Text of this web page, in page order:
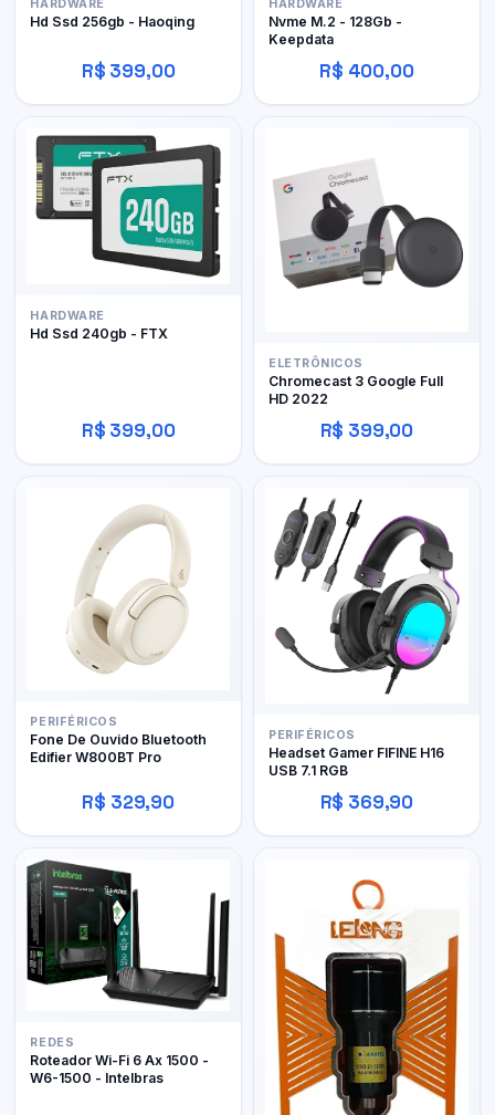
HARDWARE
Hd Ssd 256gb - Haoqing
R$ 399,00
HARDWARE
Nvme M.2 - 128Gb -
Keepdata
R$ 400,00
HARDWARE
Hd Ssd 240gb - FTX
R$ 399,00
ELETRÔNICOS
Chromecast 3 Google Full
HD 2022
R$ 399,00
PERIFÉRICOS
Fone De Ouvido Bluetooth
Edifier W800BT Pro
R$ 329,90
PERIFÉRICOS
Headset Gamer FIFINE H16
USB 7.1 RGB
R$ 369,90
REDES
Roteador Wi-Fi 6 Ax 1500 -
W6-1500 - Intelbras